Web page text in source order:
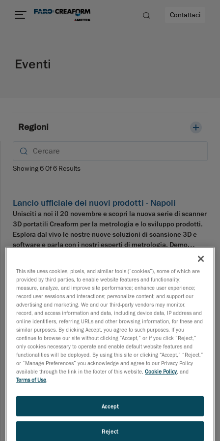
Contattaci
Eventi
Regioni
Showing6Of6 Results
Lancio ufficiale dei nuovi prodotti - Napoli
Unisciti a noi il 20 novembre e scopri la nuova serie di scanner
3D portatili Creaform per la metrologia e lo sviluppo prodotti.
Esplora dal vivo le nostre nuove soluzioni di scansione 3D e
software e parla con i nostri esperti di metrologia. Demo
serie HandySCAN 3D|EVO™️ Scopri i nuovi scanner e le nuove
funzionalità dalla serie HandySCAN 3D|PRO™️
Lancio ufficiale dei nuovi prodotti - Milano
Unisciti a noi il 12 novembre e scopri la nuova serie di scanner
3D portatili Creaform per la metrologia e lo sviluppo prodotto.
Esplora dal vivo le nostre nuove soluzioni di scansione 3D e
software e parla con i nostri esperti di metrologia. Demo
interattive dal vivo: scopri le nuove tecnologie Creaform in
azione: Scopri i nuovi scanner e le nuove funzionalità dalla
serie HandySCAN 3D|EVO™️ Scopri i nuovi scanner e le nuove
funzionalità dalla serie HandySCAN 3D|PRO™️
12-12 Nov 2025
EXPO Ferroviaria
dell’industria ferroviaria, offrendo una piattaforma a tutti i
principali professionisti del settore per incontrarsi, scoprire
nuovi prodotti e tecnologie, confrontarsi sulle tendenze del
mercato e creare nuove opportunità commerciali. EXPO
This site uses cookies, pixels, and similar tools (“cookies”), some of which are
provided by third parties, to enable website features and functionality;
measure, analyze, and improve site performance; enhance user experience;
record user sessions and interactions; personalize content; and support our
advertising and marketing. We and our third-party vendors may monitor,
record, and access information and data, including device data, IP address and
online identifiers, referring URLs and other browsing information, for these and
similar purposes. By clicking Accept, you agree to such purposes. If you
continue to browse our site without clicking “Accept,” or if you click “Reject,”
only cookies necessary to operate and enable default website features and
functionalities will be deployed. By using this site or clicking “Accept,” “Reject,”
or “Manage Preferences” you acknowledge and agree to our Privacy Policy
available through the link in the footer of this website,Cookie Policy, and
Terms of Use.
Reject
Accept